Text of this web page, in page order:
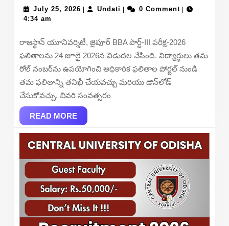
Out
Part-
III
July 25, 2026 July
| Undati Undati
| 0 Comment |
4:34 am
రాజస్థాన్ యూనివర్శిటీ, జైపూర్ BBA పార్ట్-III పరీక్ష-2026
ఫలితాలను 24 జూలై 2026న విడుదల చేసింది. విద్యార్థులు తమ
రోల్ నంబర్‌ను ఉపయోగించి అధికారిక ఫలితాల పోర్టల్ నుండి
తమ ఫలితాన్ని తనిఖీ చేయవచ్చు మరియు డౌన్‌లోడ్
చేసుకోవచ్చు. చివరి సంవత్సరం
READ MOREREAD
MORE